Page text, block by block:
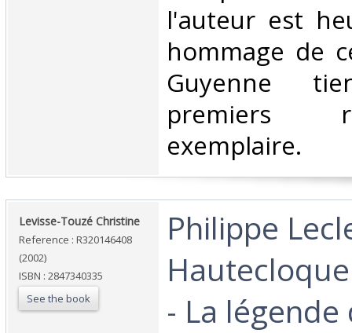
l'auteur est
hommage de
Guyenne
premiers
exemplaire.‎
‎Levisse-Touzé Christine‎
Reference : R320146408
(2002)
ISBN : 2847340335
See the book
‎Philippe
- La